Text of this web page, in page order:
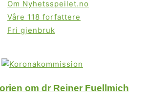
Om Nyhetsspeilet.no
Våre 118 forfattere
Fri gjenbruk
om dr Reiner Fuellmich